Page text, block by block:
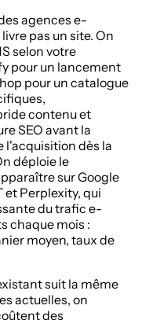
agences e-
pas un site. On
selon votre
pour un lancement
pour un catalogue
contenu et
SEO avant la
l'acquisition dès la
déploie le
sur Google
et Perplexity, qui
du trafic e-
chaque mois :
moyen, taux de
suit la même
actuelles, on
des